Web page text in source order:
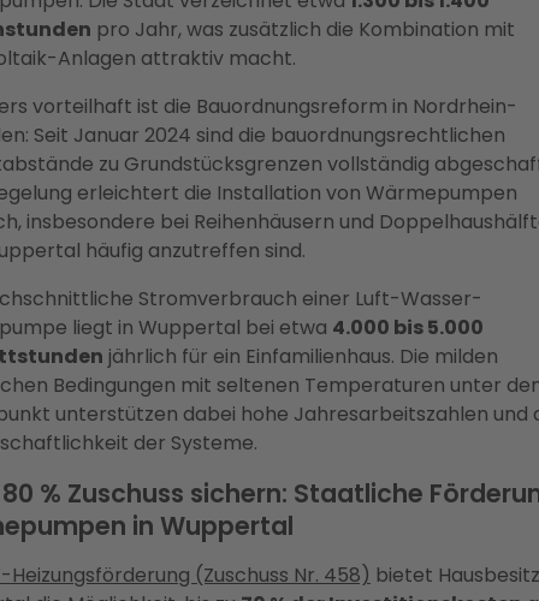
pro Jahr, was zusätzlich die Kombination mit
Anlagen attraktiv macht.
vorteilhaft ist die Bauordnungsreform in Nordrhein-
Seit Januar 2024 sind die bauordnungsrechtlichen
zu Grundstücksgrenzen vollständig
erleichtert die Installation von Wärmepumpen
insbesondere bei Reihenhäusern und
häufig anzutreffen sind.
Stromverbrauch einer Luft-Wasser-
liegt in Wuppertal bei etwa 4.000 bis 5.000
jährlich für ein Einfamilienhaus. Die milden
Bedingungen mit seltenen Temperaturen unter
unterstützen dabei hohe Jahresarbeitszahlen und
der Systeme.
80 % Zuschuss sichern: Staatliche
in Wuppertal
Heizungsförderung (Zuschuss Nr. 458) bietet